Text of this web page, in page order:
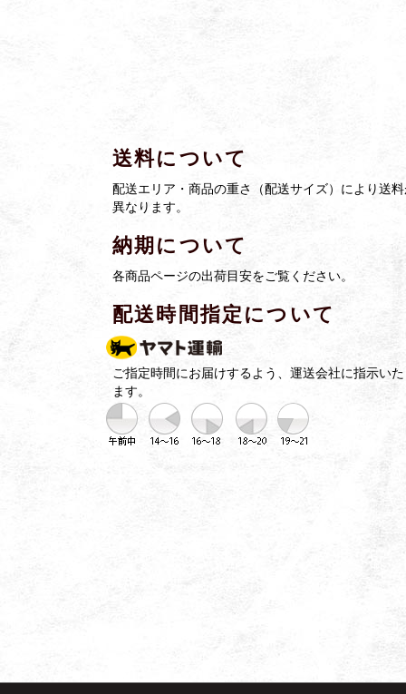
送料について
配送エリア・商品の重さ（配送サイズ）により送
異なります。
納期について
各商品ページの出荷目安をご覧ください。
配送時間指定について
ご指定時間にお届けするよう、運送会社に指示い
ます。